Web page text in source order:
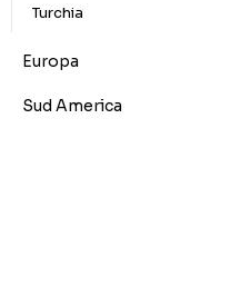
Turchia
Europa
Sud America